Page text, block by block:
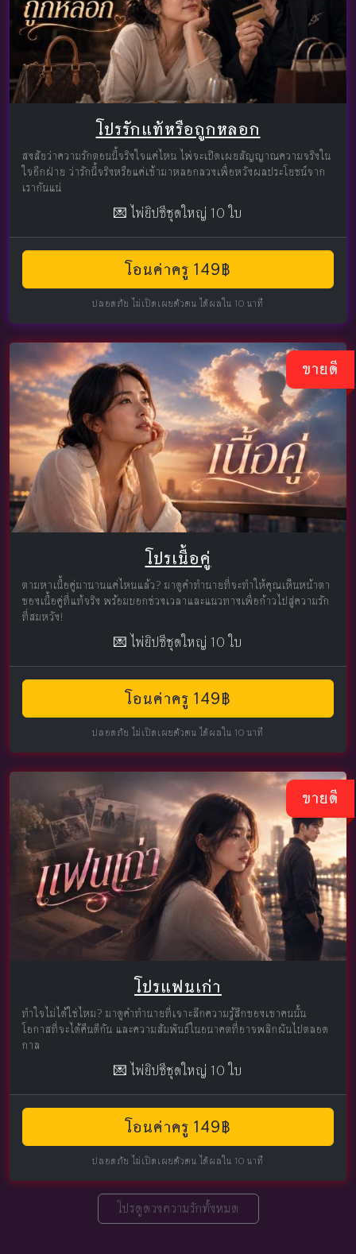
โปรรักแท้หรือถูกหลอก
สงสัยว่าความรักตอนนี้จริงใจแค่ไหน ไพ่จะเปิดเผยสัญญาณความจริงใน
ใจอีกฝ่าย ว่ารักนี้จริงหรือแค่เข้ามาหลอกลวงเพื่อหวังผลประโยชน์จาก
เรากันแน่
💌 ไพ่ยิปซีชุดใหญ่ 10 ใบ
โอนค่าครู 149฿
ปลอดภัย ไม่เปิดเผยตัวตน ได้ผลใน 10 นาที
ขายดี
โปรเนื้อคู่
ตามหาเนื้อคู่มานานแค่ไหนแล้ว? มาดูคำทำนายที่จะทำให้คุณเห็นหน้าตา
ของเนื้อคู่ที่แท้จริง พร้อมบอกช่วงเวลาและแนวทางเพื่อก้าวไปสู่ความรัก
ที่สมหวัง!
💌 ไพ่ยิปซีชุดใหญ่ 10 ใบ
โอนค่าครู 149฿
ปลอดภัย ไม่เปิดเผยตัวตน ได้ผลใน 10 นาที
ขายดี
โปรแฟนเก่า
ทำใจไม่ได้ใช่ไหม? มาดูคำทำนายที่เจาะลึกความรู้สึกของเขาคนนั้น
โอกาสที่จะได้คืนดีกัน และความสัมพันธ์ในอนาคตที่อาจพลิกผันไปตลอด
กาล
💌 ไพ่ยิปซีชุดใหญ่ 10 ใบ
โอนค่าครู 149฿
ปลอดภัย ไม่เปิดเผยตัวตน ได้ผลใน 10 นาที
โปรดูดวงความรักทั้งหมด